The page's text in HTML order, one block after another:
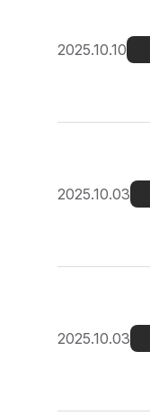
2025.10.10
2025.10.03
2025.10.03